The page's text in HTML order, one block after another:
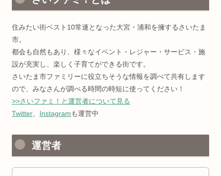
住みたい街ベスト10常連となった大宮・浦和を擁するさいたま
市。
都会も自然もあり、様々なイベント・レジャー・サービス・施
設が充実し、楽しく子育てができる街です。
さいたま市ファミリーに役立ちそうな情報を調べて共有します
ので、みなさんが調べる時間の時短に使ってください！
>>さいファミ！と運営者について見る
Twitter
Instagramも運営中
運営者